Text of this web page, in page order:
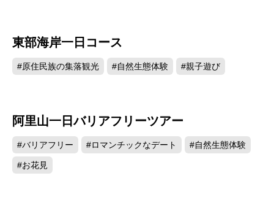
東部海岸一日コース
#原住民族の集落観光 #自然生態体験 #親子遊び
阿里山一日バリアフリーツアー
#バリアフリー #ロマンチックなデート #自然生態体験
#お花見